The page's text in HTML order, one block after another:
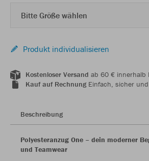
Bitte Größe wählen
Produkt individualisieren
Kostenloser Versand ab 60 € innerhalb
Kauf auf RechnungEinfach, sicher
Beschreibung
Polyesteranzug One – dein moderner
und Teamwear